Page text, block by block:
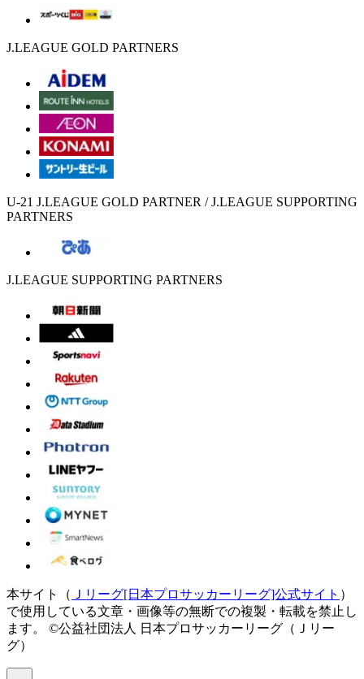
J.LEAGUE GOLD PARTNERS
U-21 J.LEAGUE GOLD PARTNER / J.LEAGUE SUPPORTING
PARTNERS
J.LEAGUE SUPPORTING PARTNERS
本サイト（ Ｊリーグ[日本プロサッカーリーグ]公式サイト ）
で使用している文章・画像等の無断での複製・転載を禁止し
ます。
©公益社団法人 日本プロサッカーリーグ（Ｊリー
グ）